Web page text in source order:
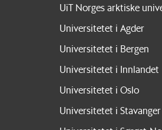
UiT Norges arktiske
Universitetet i Agder
Universitetet i Bergen
Universitetet i Innlandet
Universitetet i Oslo
Universitetet i Stavanger